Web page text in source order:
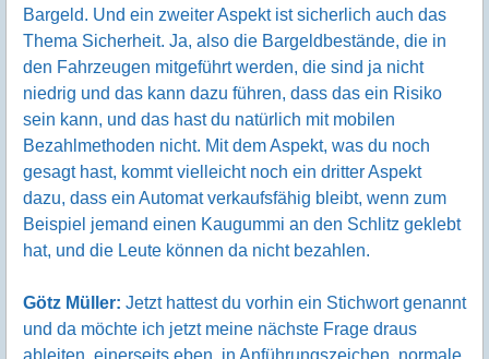
Bargeld. Und ein zweiter Aspekt ist sicherlich auch das
Thema Sicherheit. Ja, also die Bargeldbestände, die in
den Fahrzeugen mitgeführt werden, die sind ja nicht
niedrig und das kann dazu führen, dass das ein Risiko
sein kann, und das hast du natürlich mit mobilen
Bezahlmethoden nicht. Mit dem Aspekt, was du noch
gesagt hast, kommt vielleicht noch ein dritter Aspekt
dazu, dass ein Automat verkaufsfähig bleibt, wenn zum
Beispiel jemand einen Kaugummi an den Schlitz geklebt
hat, und die Leute können da nicht bezahlen.
Götz Müller: Jetzt hattest du vorhin ein Stichwort genannt
und da möchte ich jetzt meine nächste Frage draus